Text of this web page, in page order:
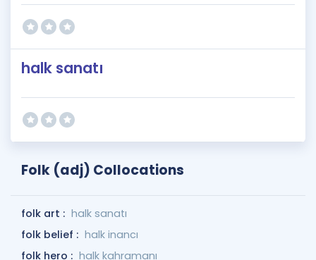
halk sanatı
Folk (adj) Collocations
folk art : halk sanatı
folk belief : halk inancı
folk hero : halk kahramanı